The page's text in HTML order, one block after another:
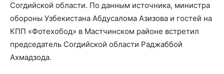
Согдийской области. По данным источника, министра
обороны Узбекистана Абдусалома Азизова и гостей на
КПП «Фотехобод» в Мастчинском районе встретил
председатель Согдийской области Раджаббой
Ахмадзода.